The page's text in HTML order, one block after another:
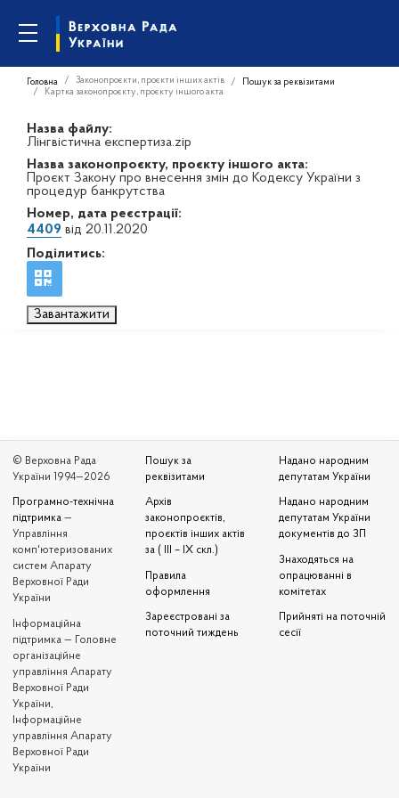
Головна Законопроєкти, проєкти інших актів
Пошук за реквізитами
Картка законопроєкту, проєкту іншого акта
Назва файлу:
Лінгвістична експертиза.zip
Назва законопроєкту, проєкту іншого акта:
Проєкт Закону про внесення змін до Кодексу України з
процедур банкрутства
Номер, дата реєстрації:
4409 від 20.11.2020
Поділитись:
Завантажити
© Верховна Рада
України 1994—2026
Програмно-технічна
підтримка —
Управління
комп'ютеризованих
систем Апарату
Верховної Ради
України
Iнформаційна
підтримка — Головне
організаційне
управління Апарату
Верховної Ради
України,
Інформаційне
управління Апарату
Верховної Ради
України
Пошук за
реквізитами
Архів
законопроєктів,
проєктів інших актів
за ( III – IX скл.)
Правила
оформлення
Зареєстровані за
поточний тиждень
Надано народним
депутатам України
Надано народним
депутатам України
документів до ЗП
Знаходяться на
опрацюванні в
комітетах
Прийняті на поточній
сесії